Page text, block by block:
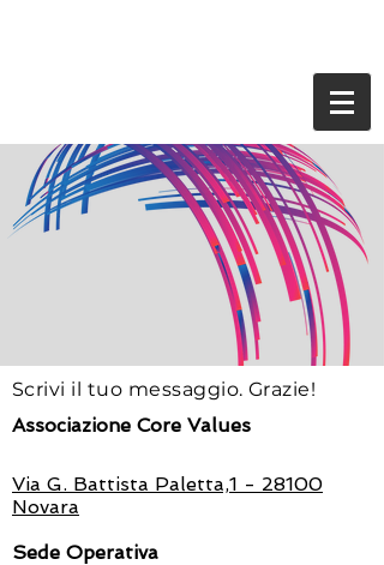
Scrivi il tuo messaggio. Grazie!
Associazione Core Values
Via G. Battista Paletta,1 - 28100
Novara
Sede Operativa